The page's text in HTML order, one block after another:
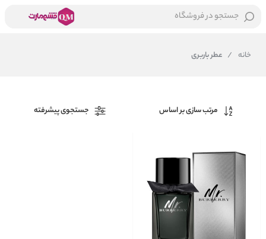
جستجو در فروشگاه
خانه / عطر باربری
مرتب سازی بر اساس جستجوی پیشرفته